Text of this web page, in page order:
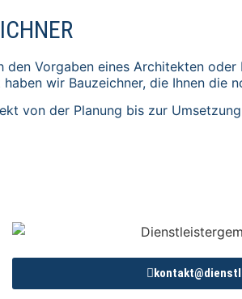
Vorgaben eines Architekten
wir Bauzeichner, die Ihnen die
von der Planung bis zur